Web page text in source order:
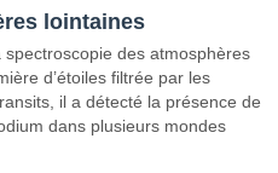
lointaines
des atmosphères
d’étoiles filtrée par les
il a détecté la présence de
dans plusieurs mondes